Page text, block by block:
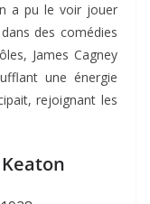
a pu le voir jouer
des comédies
James Cagney
une énergie
rejoignant les